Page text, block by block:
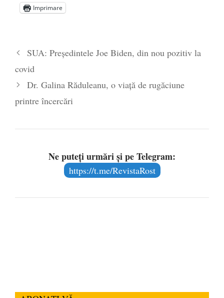
Statul care servește Națiunea
poetului Octavian Goga, înlăturat din Iași
Imprimare
SUA: Președintele Joe Biden, din nou pozitiv la
covid
Dr. Galina Răduleanu, o viaţă de rugăciune
printre încercări
Ne puteți urmări și pe Telegram:
https://t.me/RevistaRost